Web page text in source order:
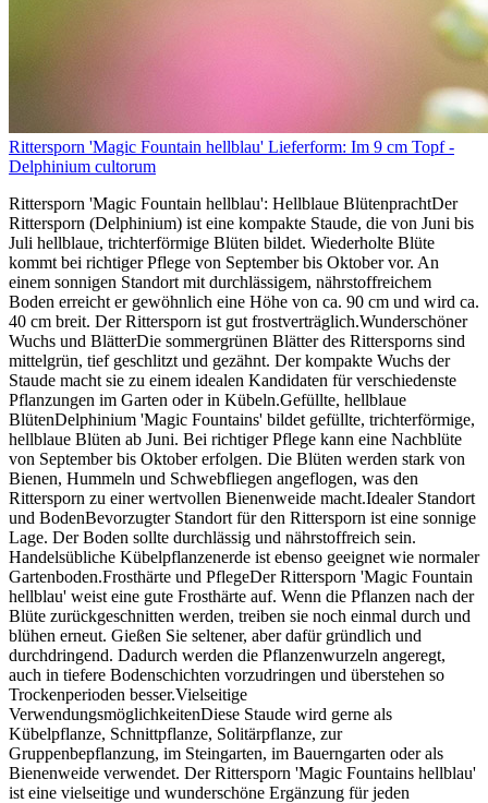
Rittersporn 'Magic Fountain hellblau' Lieferform: Im 9 cm Topf -
Delphinium cultorum
Rittersporn 'Magic Fountain hellblau': Hellblaue BlütenprachtDer
Rittersporn (Delphinium) ist eine kompakte Staude, die von Juni bis
Juli hellblaue, trichterförmige Blüten bildet. Wiederholte Blüte
kommt bei richtiger Pflege von September bis Oktober vor. An
einem sonnigen Standort mit durchlässigem, nährstoffreichem
Boden erreicht er gewöhnlich eine Höhe von ca. 90 cm und wird ca.
40 cm breit. Der Rittersporn ist gut frostverträglich.Wunderschöner
Wuchs und BlätterDie sommergrünen Blätter des Rittersporns sind
mittelgrün, tief geschlitzt und gezähnt. Der kompakte Wuchs der
Staude macht sie zu einem idealen Kandidaten für verschiedenste
Pflanzungen im Garten oder in Kübeln.Gefüllte, hellblaue
BlütenDelphinium 'Magic Fountains' bildet gefüllte, trichterförmige,
hellblaue Blüten ab Juni. Bei richtiger Pflege kann eine Nachblüte
von September bis Oktober erfolgen. Die Blüten werden stark von
Bienen, Hummeln und Schwebfliegen angeflogen, was den
Rittersporn zu einer wertvollen Bienenweide macht.Idealer Standort
und BodenBevorzugter Standort für den Rittersporn ist eine sonnige
Lage. Der Boden sollte durchlässig und nährstoffreich sein.
Handelsübliche Kübelpflanzenerde ist ebenso geeignet wie normaler
Gartenboden.Frosthärte und PflegeDer Rittersporn 'Magic Fountain
hellblau' weist eine gute Frosthärte auf. Wenn die Pflanzen nach der
Blüte zurückgeschnitten werden, treiben sie noch einmal durch und
blühen erneut. Gießen Sie seltener, aber dafür gründlich und
durchdringend. Dadurch werden die Pflanzenwurzeln angeregt,
auch in tiefere Bodenschichten vorzudringen und überstehen so
Trockenperioden besser.Vielseitige
VerwendungsmöglichkeitenDiese Staude wird gerne als
Kübelpflanze, Schnittpflanze, Solitärpflanze, zur
Gruppenbepflanzung, im Steingarten, im Bauerngarten oder als
Bienenweide verwendet. Der Rittersporn 'Magic Fountains hellblau'
ist eine vielseitige und wunderschöne Ergänzung für jeden